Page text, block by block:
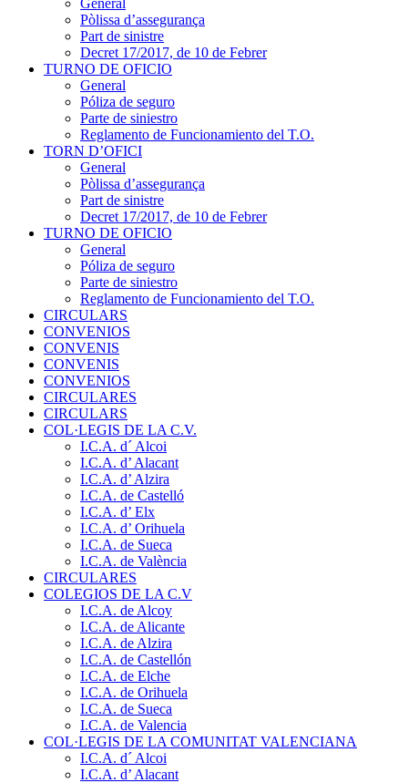
General
Pòlissa d’assegurança
Part de sinistre
Decret 17/2017, de 10 de Febrer
TURNO DE OFICIO
General
Póliza de seguro
Parte de siniestro
Reglamento de Funcionamiento del T.O.
TORN D’OFICI
General
Pòlissa d’assegurança
Part de sinistre
Decret 17/2017, de 10 de Febrer
TURNO DE OFICIO
General
Póliza de seguro
Parte de siniestro
Reglamento de Funcionamiento del T.O.
CIRCULARS
CONVENIOS
CONVENIS
CONVENIS
CONVENIOS
CIRCULARES
CIRCULARS
COL·LEGIS DE LA C.V.
I.C.A. d´ Alcoi
I.C.A. d’ Alacant
I.C.A. d’ Alzira
I.C.A. de Castelló
I.C.A. d’ Elx
I.C.A. d’ Orihuela
I.C.A. de Sueca
I.C.A. de València
CIRCULARES
COLEGIOS DE LA C.V
I.C.A. de Alcoy
I.C.A. de Alicante
I.C.A. de Alzira
I.C.A. de Castellón
I.C.A. de Elche
I.C.A. de Orihuela
I.C.A. de Sueca
I.C.A. de Valencia
COL·LEGIS DE LA COMUNITAT VALENCIANA
I.C.A. d´ Alcoi
I.C.A. d’ Alacant